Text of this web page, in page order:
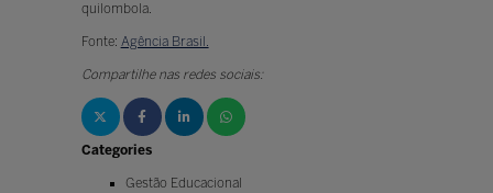
quilombola.
Fonte: Agência Brasil.
Compartilhe nas redes sociais:
Categories
Gestão Educacional